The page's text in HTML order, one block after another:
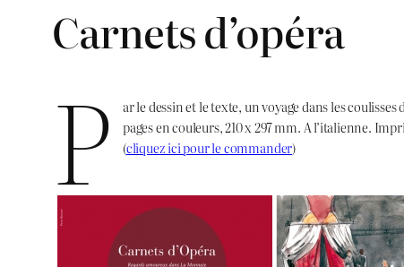
Carnets d’opéra
P
ar le dessin et le texte, un voyage dans les
pages en couleurs, 210 x 297 mm. A l’italienne.
(cliquez ici pour le commander)